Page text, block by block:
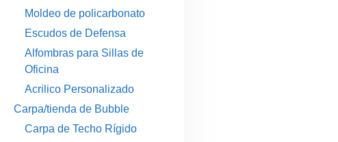
Moldeo de policarbonato
Escudos de Defensa
Alfombras para Sillas de
Oficina
Acrilico Personalizado
Carpa/tienda de Bubble
Carpa de Techo Rígido